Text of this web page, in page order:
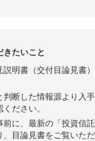
きたいこと
説明書（交付目論見
断した情報源より入
ださい。
に、最新の「投資信
目論見書をご覧いた